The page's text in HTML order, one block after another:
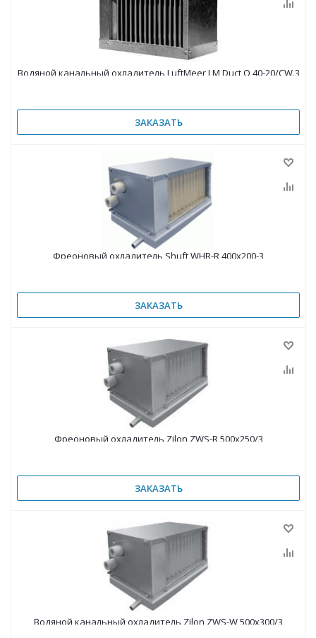
Водяной канальный охладитель LuftMeer LM Duct Q 40-20/CW.3
ЗАКАЗАТЬ
Фреоновый охладитель Shuft WHR-R 400x200-3
ЗАКАЗАТЬ
Фреоновый охладитель Zilon ZWS-R 500х250/3
ЗАКАЗАТЬ
Водяной канальный охладитель Zilon ZWS-W 500х300/3